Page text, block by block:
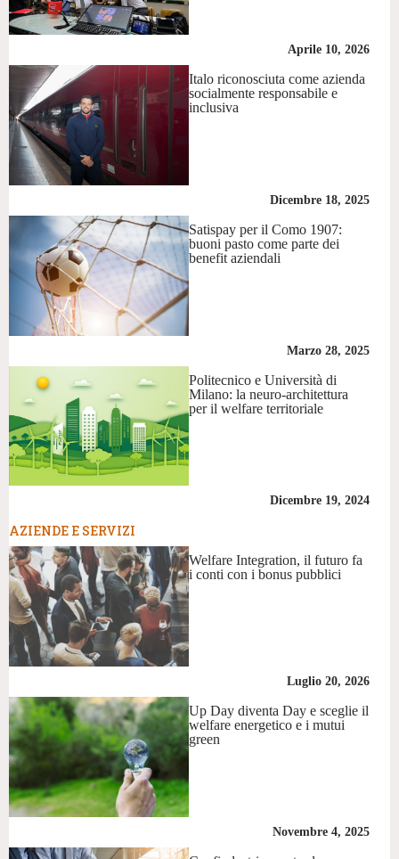
Aprile 10, 2026
Italo riconosciuta come azienda
socialmente responsabile e
inclusiva
Dicembre 18, 2025
Satispay per il Como 1907:
buoni pasto come parte dei
benefit aziendali
Marzo 28, 2025
Politecnico e Università di
Milano: la neuro-architettura
per il welfare territoriale
Dicembre 19, 2024
AZIENDE E SERVIZI
Welfare Integration, il futuro fa
i conti con i bonus pubblici
Luglio 20, 2026
Up Day diventa Day e sceglie il
welfare energetico e i mutui
green
Novembre 4, 2025